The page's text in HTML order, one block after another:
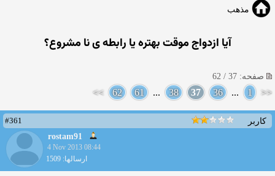
مذهب
آیا ازدواج موقت بهتره یا رابطه ی نا مشروع؟
صفحه: 37 / 62
<<
1
...
36
37
38
...
61
62
>>
کاربر
#361
rostam91
4 Nov 2013 08:44
ارسالها: 1509